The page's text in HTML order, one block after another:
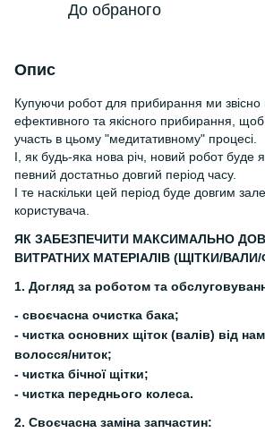
До обраного
Опис
Купуючи робот для прибирання ми
ефективного та якісного прибирання, щоб
участь в цьому "медитативному" процесі.
І, як будь-яка нова річ, новий робот буде
певний достатньо довгий період часу.
І те наскільки цей період буде довгим
користувача.
ЯК ЗАБЕЗПЕЧИТИ МАКСИМАЛЬНО
ВИТРАТНИХ МАТЕРІАЛІВ (ЩІТКИ/ВАЛИ/
1. Догляд за роботом та
- своєчасна очистка бака;
- чистка основних щіток (валів) від
волосся/ниток;
- чистка бічної щітки;
- чистка переднього колеса.
2. Своєчасна заміна запчастин: